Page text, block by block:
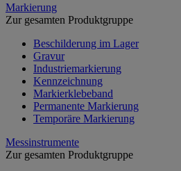
Markierung
Zur gesamten Produktgruppe
Beschilderung im Lager
Gravur
Industriemarkierung
Kennzeichnung
Markierklebeband
Permanente Markierung
Temporäre Markierung
Messinstrumente
Zur gesamten Produktgruppe